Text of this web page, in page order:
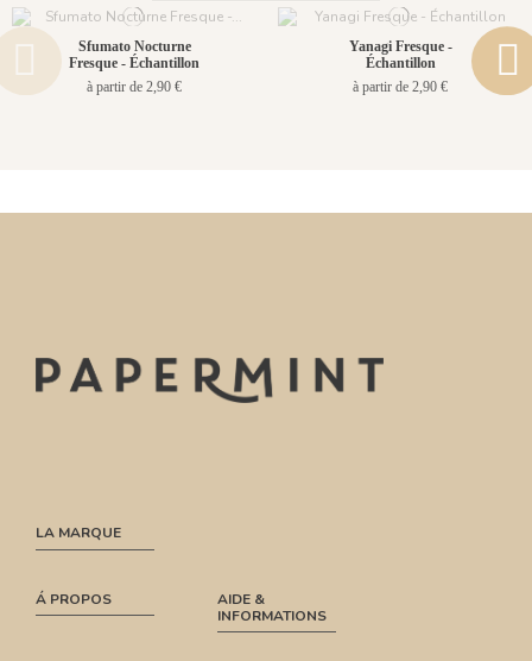
Sfumato Nocturne
Fresque - Échantillon
à partir de 2,90 €
Yanagi Fresque -
Échantillon
à partir de 2,90 €
LA MARQUE
Á PROPOS
AIDE &
INFORMATIONS